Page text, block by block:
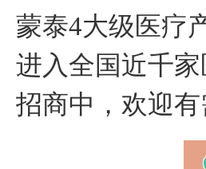
蒙泰4大级医疗
进入全国近千
招商中，欢迎